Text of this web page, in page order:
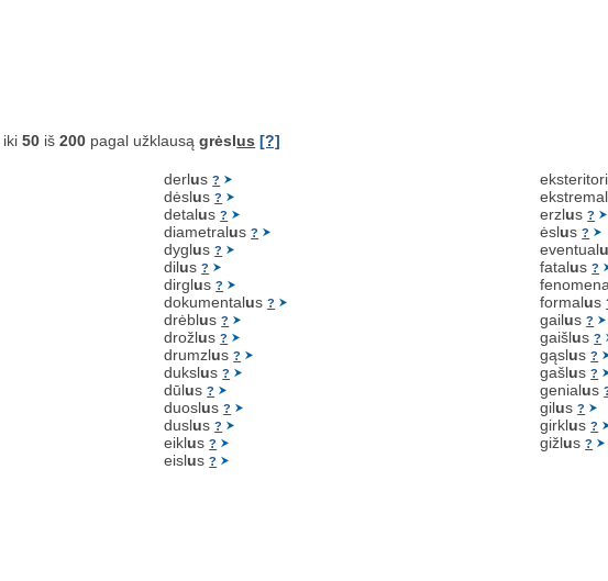
iki50 iš200 pagal užklausągrėslus [?]
derlus?
dėslus?
detalus?
diametralus?
dyglus?
dilus?
dirglus?
dokumentalus?
drėblus?
drožlus?
drumzlus?
dukslus?
dūlus?
duoslus?
duslus?
eiklus?
eislus?
ekstremal
erzlus?
ėslus?
eventual
fatalus?
formalus
gailus?
gaišlus?
gąslus?
gašlus?
genialus
gilus?
girklus?
gižlus?